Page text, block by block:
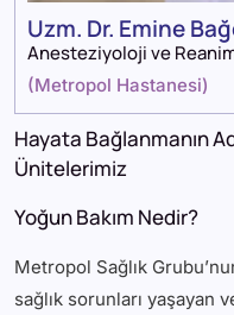
Uzm. Dr. Emine
Anesteziyoloji ve
(Metropol Hastanesi)
Hayata Bağlanmanın
Ünitelerimiz
Yoğun Bakım Nedir?
Metropol Sağlık
sağlık sorunları yaşayan